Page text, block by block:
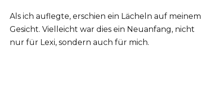
Als ich auflegte, erschien ein Lächeln auf meinem
Gesicht. Vielleicht war dies ein Neuanfang, nicht
nur für Lexi, sondern auch für mich.